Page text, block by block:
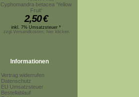
Cyphomandra betacea 'Yellow
Fruit'
2,50€
inkl. 7% Umsatzsteuer *
zzgl.Versandkosten, hier klicken
Informationen
Vertrag widerrufen
Datenschutz
EU Umsatzsteuer
Bestellablauf